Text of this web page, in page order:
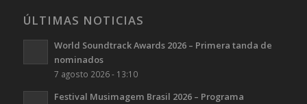
ÚLTIMAS NOTICIAS
World Soundtrack Awards 2026 – Primera tanda de
nominados
7 agosto 2026 - 13:10
Festival Musimagem Brasil 2026 – Programa